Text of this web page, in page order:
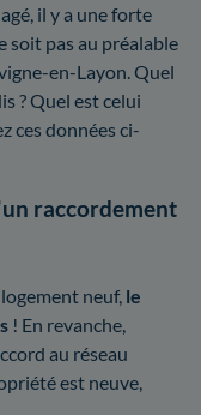
il y a une forte
pas au préalable
en-Layon. Quel
? Quel est celui
ces données ci-
raccordement
neuf, le
! En revanche,
au réseau
est neuve,